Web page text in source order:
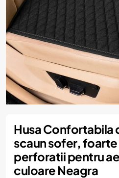
Momentan indisponibil
Husa
scaun sofer,
perforatii pentru
culoare Neagra